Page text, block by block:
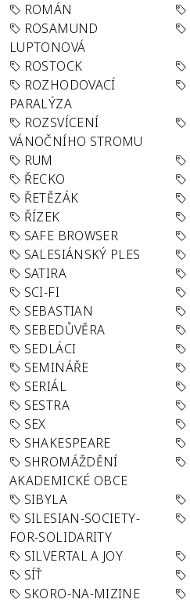
ROMÁN
ROSAMUND
LUPTONOVÁ
ROSTOCK
ROZHODOVACÍ
PARALÝZA
ROZSVÍCENÍ
VÁNOČNÍHO STROMU
RUM
ŘECKO
ŘETĚZÁK
ŘÍZEK
SAFE BROWSER
SALESIÁNSKÝ PLES
SATIRA
SCI-FI
SEBASTIAN
SEBEDŮVĚRA
SEDLÁCI
SEMINÁŘE
SERIÁL
SESTRA
SEX
SHAKESPEARE
SHROMÁŽDĚNÍ
AKADEMICKÉ OBCE
SIBYLA
SILESIAN-SOCIETY-
FOR-SOLIDARITY
SILVERTAL A JOY
SÍŤ
SKORO-NA-MIZINE